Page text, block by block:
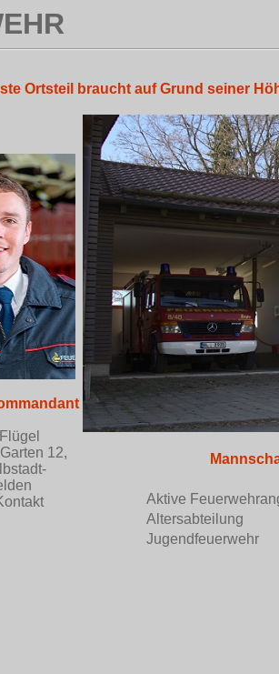
Ortsteil braucht auf Grund seiner
12,
Aktive
Altersabteilung
Jugendfeuerwehr